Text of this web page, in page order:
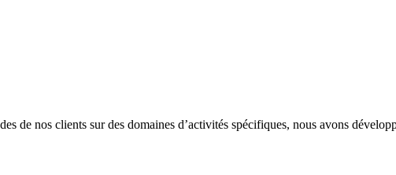
de nos clients sur des domaines d’activités spécifiques, nous avons